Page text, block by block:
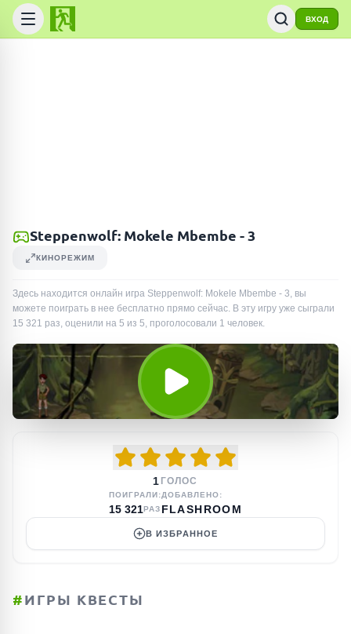
ВХОД
Steppenwolf: Mokele Mbembe - 3
КИНОРЕЖИМ
Здесь находится онлайн игра Steppenwolf: Mokele Mbembe - 3, вы
можете поиграть в нее бесплатно прямо сейчас. В эту игру уже сыграли
15 321 раз, оценили на 5 из 5, проголосовали 1 человек.
1 ГОЛОС
ПОИГРАЛИ:
15 321РАЗ
ДОБАВЛЕНО:
FLASHROOM
В ИЗБРАННОЕ
#ИГРЫ КВЕСТЫ